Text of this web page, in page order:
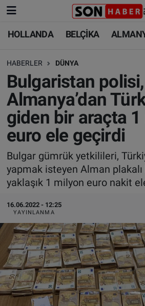
HOLLANDA BELÇİKA
HABERLER DÜNYA
Bulgaristan polisi,
Almanya’dan
giden bir araçta
euro ele geçirdi
Bulgar gümrük yetkilileri,
yapmak isteyen Alman
yaklaşık 1 milyon euro nakit
16.06.2022 - 12:25
YAYINLANMA
HOLLANDA
BELÇİKA
ALMANYA
FRANSA
AVUSTURYA
SAĞLIK - YAŞAM
HOLLANDA
BELÇİKA
ALMANYA
TÜRKİYE
DÜNYA
BİLİM-TEKNOLOJİ
FOTO GALERİ
VIDEO GALERİ
ALGEMENE VOORWAARDEN
CONTACT
Nöbetçi Eczaneler
Hava Durumu
Trafik Durumu
Süper Lig Puan Durumu ve
Tüm Manşetler
Son Dakika Haberleri